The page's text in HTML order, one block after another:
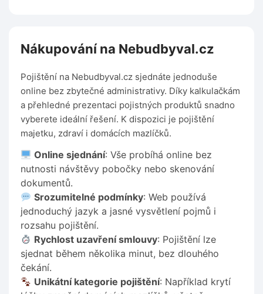
Nákupování na Nebudbyval.cz
Pojištění na Nebudbyval.cz sjednáte jednoduše
online bez zbytečné administrativy. Díky kalkulačkám
a přehledné prezentaci pojistných produktů snadno
vyberete ideální řešení. K dispozici je pojištění
majetku, zdraví i domácích mazlíčků.
Online sjednání: Vše probíhá online bez
nutnosti návštěvy pobočky nebo skenování
dokumentů.
Srozumitelné podmínky: Web používá
jednoduchý jazyk a jasné vysvětlení pojmů i
rozsahu pojištění.
Rychlost uzavření smlouvy: Pojištění lze
sjednat během několika minut, bez dlouhého
čekání.
Unikátní kategorie pojištění: Například krytí